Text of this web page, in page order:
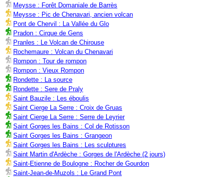
Meysse : Forêt Domaniale de Barrès
Meysse : Pic de Chenavari, ancien volcan
Pont de Chervil : La Vallée du Glo
Pradon : Cirque de Gens
Pranles : Le Volcan de Chirouse
Rochemaure : Volcan du Chenavari
Rompon : Tour de rompon
Rompon : Vieux Rompon
Rondette : La source
Rondette : Sere de Praly
Saint Bauzile : Les éboulis
Saint Cierge La Serre : Croix de Gruas
Saint Cierge La Serre : Serre de Leyrier
Saint Gorges les Bains : Col de Rotisson
Saint Gorges les Bains : Grangeon
Saint Gorges les Bains : Les sculptures
Saint Martin d'Ardèche : Gorges de l'Ardèche (2 jours)
Saint-Etienne de Boulogne : Rocher de Gourdon
Saint-Jean-de-Muzols : Le Grand Pont